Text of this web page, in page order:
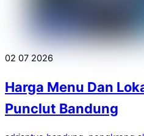
02 07 2026
Harga Menu Dan
Punclut Bandung